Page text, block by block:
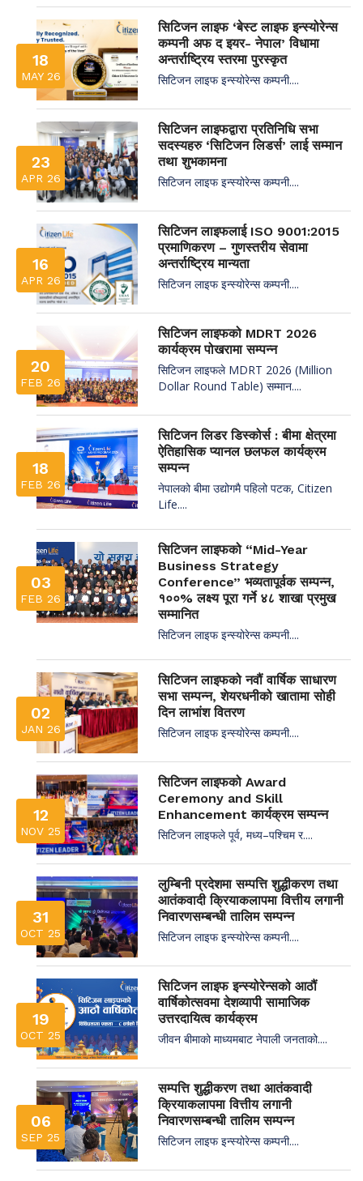
18
MAY 26
सिटिजन लाइफ ‘बेस्ट लाइफ इन्स्योरेन्स
कम्पनी अफ द इयर- नेपाल’ विधामा
अन्तर्राष्ट्रिय स्तरमा पुरस्कृत
सिटिजन लाइफ इन्स्योरेन्स कम्पनी....
23
APR 26
सिटिजन लाइफद्वारा प्रतिनिधि सभा
सदस्यहरु ‘सिटिजन लिडर्स’ लाई सम्मान
तथा शुभकामना
सिटिजन लाइफ इन्स्योरेन्स कम्पनी....
16
APR 26
सिटिजन लाइफलाई ISO 9001:2015
प्रमाणिकरण – गुणस्तरीय सेवामा
अन्तर्राष्ट्रिय मान्यता
सिटिजन लाइफ इन्स्योरेन्स कम्पनी....
20
FEB 26
सिटिजन लाइफको MDRT 2026
कार्यक्रम पोखरामा सम्पन्न
सिटिजन लाइफले MDRT 2026 (Million
Dollar Round Table) सम्मान....
18
FEB 26
सिटिजन लिडर डिस्कोर्स : बीमा क्षेत्रमा
ऐतिहासिक प्यानल छलफल कार्यक्रम
सम्पन्न
नेपालको बीमा उद्योगमै पहिलो पटक, Citizen
Life....
03
FEB 26
सिटिजन लाइफको “Mid-Year
Business Strategy
Conference” भव्यतापूर्वक सम्पन्न,
१००% लक्ष्य पूरा गर्ने ४८ शाखा प्रमुख
सम्मानित
सिटिजन लाइफ इन्स्योरेन्स कम्पनी....
02
JAN 26
सिटिजन लाइफको नवौं वार्षिक साधारण
सभा सम्पन्न, शेयरधनीको खातामा सोही
दिन लाभांश वितरण
सिटिजन लाइफ इन्स्योरेन्स कम्पनी....
12
NOV 25
सिटिजन लाइफको Award
Ceremony and Skill
Enhancement कार्यक्रम सम्पन्न
सिटिजन लाइफले पूर्व, मध्य–पश्चिम र....
31
OCT 25
लुम्बिनी प्रदेशमा सम्पत्ति शुद्धीकरण तथा
आतंकवादी क्रियाकलापमा वित्तीय लगानी
निवारणसम्बन्धी तालिम सम्पन्न
सिटिजन लाइफ इन्स्योरेन्स कम्पनी....
19
OCT 25
सिटिजन लाइफ इन्स्योरेन्सको आठौं
वार्षिकोत्सवमा देशव्यापी सामाजिक
उत्तरदायित्व कार्यक्रम
जीवन बीमाको माध्यमबाट नेपाली जनताको....
06
SEP 25
सम्पत्ति शुद्धीकरण तथा आतंकवादी
क्रियाकलापमा वित्तीय लगानी
निवारणसम्बन्धी तालिम सम्पन्न
सिटिजन लाइफ इन्स्योरेन्स कम्पनी....